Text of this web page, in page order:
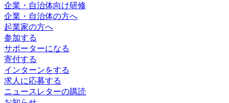
企業・自治体向け研修
企業・自治体の方へ
起業家の方へ
参加する
サポーターになる
寄付する
インターンをする
求人に応募する
ニュースレターの購読